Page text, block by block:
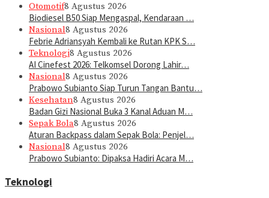
Otomotif8 Agustus 2026
Biodiesel B50 Siap Mengaspal, Kendaraan …
Nasional8 Agustus 2026
Febrie Adriansyah Kembali ke Rutan KPK S…
Teknologi8 Agustus 2026
AI Cinefest 2026: Telkomsel Dorong Lahir…
Nasional8 Agustus 2026
Prabowo Subianto Siap Turun Tangan Bantu…
Kesehatan8 Agustus 2026
Badan Gizi Nasional Buka 3 Kanal Aduan M…
Sepak Bola8 Agustus 2026
Aturan Backpass dalam Sepak Bola: Penjel…
Nasional8 Agustus 2026
Prabowo Subianto: Dipaksa Hadiri Acara M…
Teknologi